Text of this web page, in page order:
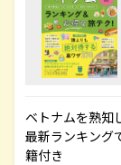
ベトナムを熟知
最新ランキング
籍付き